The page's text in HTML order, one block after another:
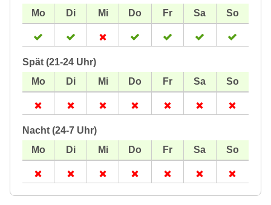
Spät (21-24 Uhr)
Nacht (24-7 Uhr)